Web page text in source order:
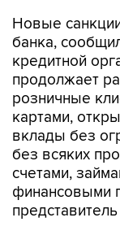
Новые
банка,
кредитной
продолжает
розничные
картами,
вклады без
без всяких
счетами,
финансовыми